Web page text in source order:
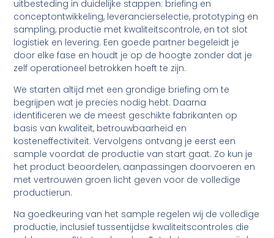
uitbesteding in duidelijke stappen: briefing en
conceptontwikkeling, leverancierselectie, prototyping en
sampling, productie met kwaliteitscontrole, en tot slot
logistiek en levering. Een goede partner begeleidt je
door elke fase en houdt je op de hoogte zonder dat je
zelf operationeel betrokken hoeft te zijn.
We starten altijd met een grondige briefing om te
begrijpen wat je precies nodig hebt. Daarna
identificeren we de meest geschikte fabrikanten op
basis van kwaliteit, betrouwbaarheid en
kosteneffectiviteit. Vervolgens ontvang je eerst een
sample voordat de productie van start gaat. Zo kun je
het product beoordelen, aanpassingen doorvoeren en
met vertrouwen groen licht geven voor de volledige
productierun.
Na goedkeuring van het sample regelen wij de volledige
productie, inclusief tussentijdse kwaliteitscontroles die